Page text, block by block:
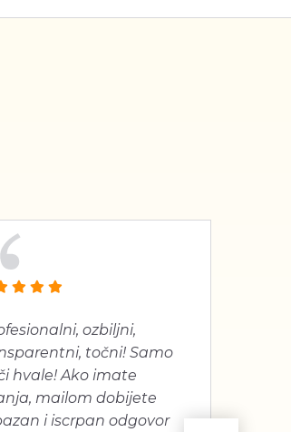
ozbiljni,
točni! Samo
hvale! Ako imate
mailom dobijete
i iscrpan odgovor